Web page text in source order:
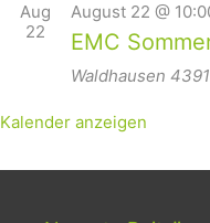
Aug
22
August 22 @
EMC
Waldhausen 4391
Kalender anzeigen